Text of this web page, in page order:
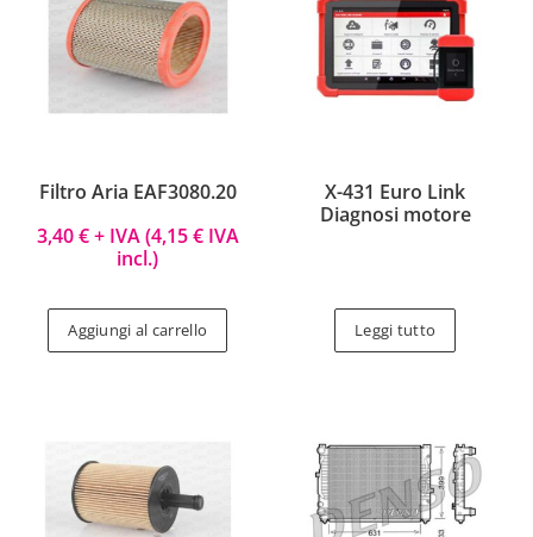
Filtro Aria EAF3080.20
3,40€+ IVA (4,15€IVA
incl.)
Aggiungi al carrello
X-431 Euro Link
Diagnosi motore
Leggi tutto